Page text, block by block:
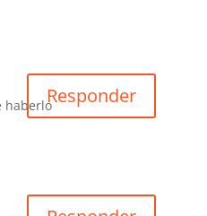
haberloResponder